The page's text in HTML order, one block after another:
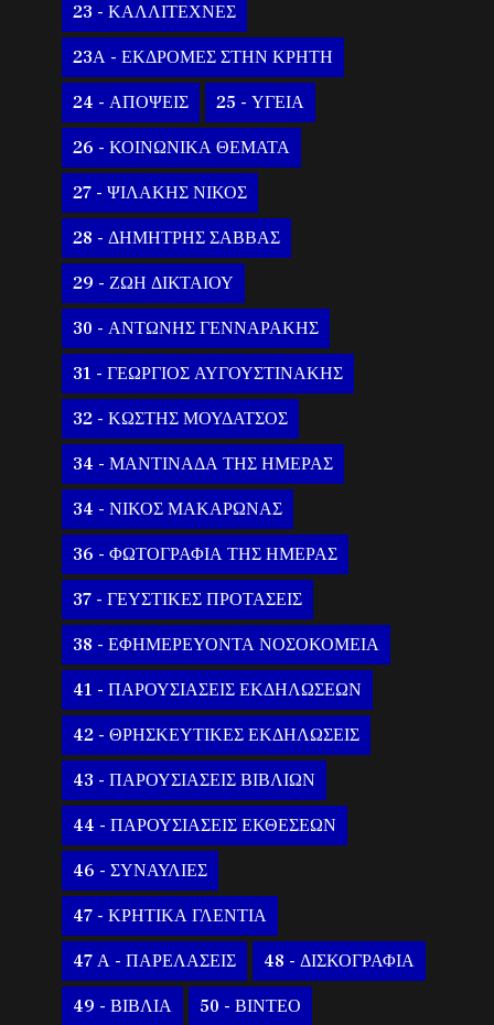
23 - ΚΑΛΛΙΤΕΧΝΕΣ
23Α - ΕΚΔΡΟΜΕΣ ΣΤΗΝ ΚΡΗΤΗ
24 - ΑΠΟΨΕΙΣ 25 - ΥΓΕΙΑ
26 - ΚΟΙΝΩΝΙΚΑ ΘΕΜΑΤΑ
27 - ΨΙΛΑΚΗΣ ΝΙΚΟΣ
28 - ΔΗΜΗΤΡΗΣ ΣΑΒΒΑΣ
29 - ΖΩΗ ΔΙΚΤΑΙΟΥ
30 - ΑΝΤΩΝΗΣ ΓΕΝΝΑΡΑΚΗΣ
31 - ΓΕΩΡΓΙΟΣ ΑΥΓΟΥΣΤΙΝΑΚΗΣ
32 - ΚΩΣΤΗΣ ΜΟΥΔΑΤΣΟΣ
34 - ΜΑΝΤΙΝΑΔΑ ΤΗΣ ΗΜΕΡΑΣ
34 - ΝΙΚΟΣ ΜΑΚΑΡΩΝΑΣ
36 - ΦΩΤΟΓΡΑΦΙΑ ΤΗΣ ΗΜΕΡΑΣ
37 - ΓΕΥΣΤΙΚΕΣ ΠΡΟΤΑΣΕΙΣ
38 - ΕΦΗΜΕΡΕΥΟΝΤΑ ΝΟΣΟΚΟΜΕΙΑ
41 - ΠΑΡΟΥΣΙΑΣΕΙΣ ΕΚΔΗΛΩΣΕΩΝ
42 - ΘΡΗΣΚΕΥΤΙΚΕΣ ΕΚΔΗΛΩΣΕΙΣ
43 - ΠΑΡΟΥΣΙΑΣΕΙΣ ΒΙΒΛΙΩΝ
44 - ΠΑΡΟΥΣΙΑΣΕΙΣ ΕΚΘΕΣΕΩΝ
46 - ΣΥΝΑΥΛΙΕΣ
47 - ΚΡΗΤΙΚΑ ΓΛΕΝΤΙΑ
47 Α - ΠΑΡΕΛΑΣΕΙΣ 48 - ΔΙΣΚΟΓΡΑΦΙΑ
49 - ΒΙΒΛΙΑ 50 - ΒΙΝΤΕΟ